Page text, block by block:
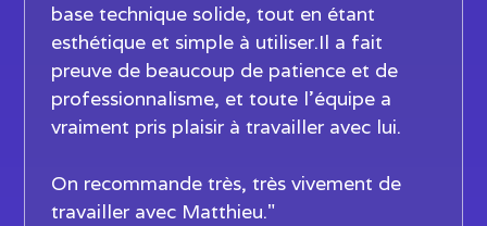
base technique solide, tout en étant
esthétique et simple à utiliser.Il a fait
preuve de beaucoup de patience et de
professionnalisme, et toute l’équipe a
vraiment pris plaisir à travailler avec lui.
On recommande très, très vivement de
travailler avec Matthieu."